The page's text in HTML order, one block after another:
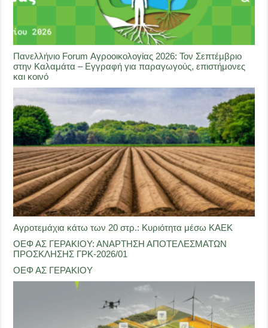
Πανελλήνιο Forum Αγροοικολογίας 2026: Τον Σεπτέμβριο
στην Καλαμάτα – Εγγραφή για παραγωγούς, επιστήμονες
και κοινό
Αγροτεμάχια κάτω των 20 στρ.: Κυριότητα μέσω ΚΑΕΚ
ΟΕΦ ΑΣ ΓΕΡΑΚΙΟΥ: ΑΝΑΡΤΗΣΗ ΑΠΟΤΕΛΕΣΜΑΤΩΝ
ΠΡΟΣΚΛΗΣΗΣ ΓΡΚ-2026/01
ΟΕΦ ΑΣ ΓΕΡΑΚΙΟΥ